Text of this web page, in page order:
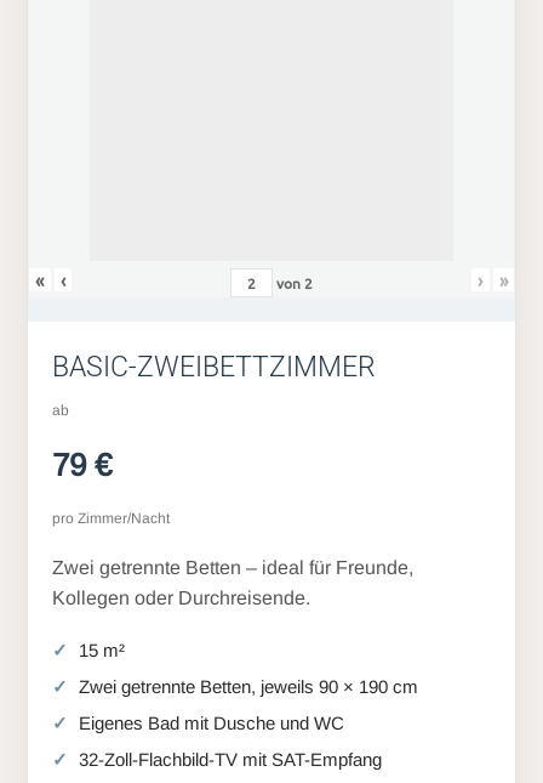
« ‹ von 2 › »
BASIC-ZWEIBETTZIMMER
ab
79 €
pro Zimmer/Nacht
Zwei getrennte Betten – ideal für Freunde,
Kollegen oder Durchreisende.
15 m²
Zwei getrennte Betten, jeweils 90 × 190 cm
Eigenes Bad mit Dusche und WC
32-Zoll-Flachbild-TV mit SAT-Empfang